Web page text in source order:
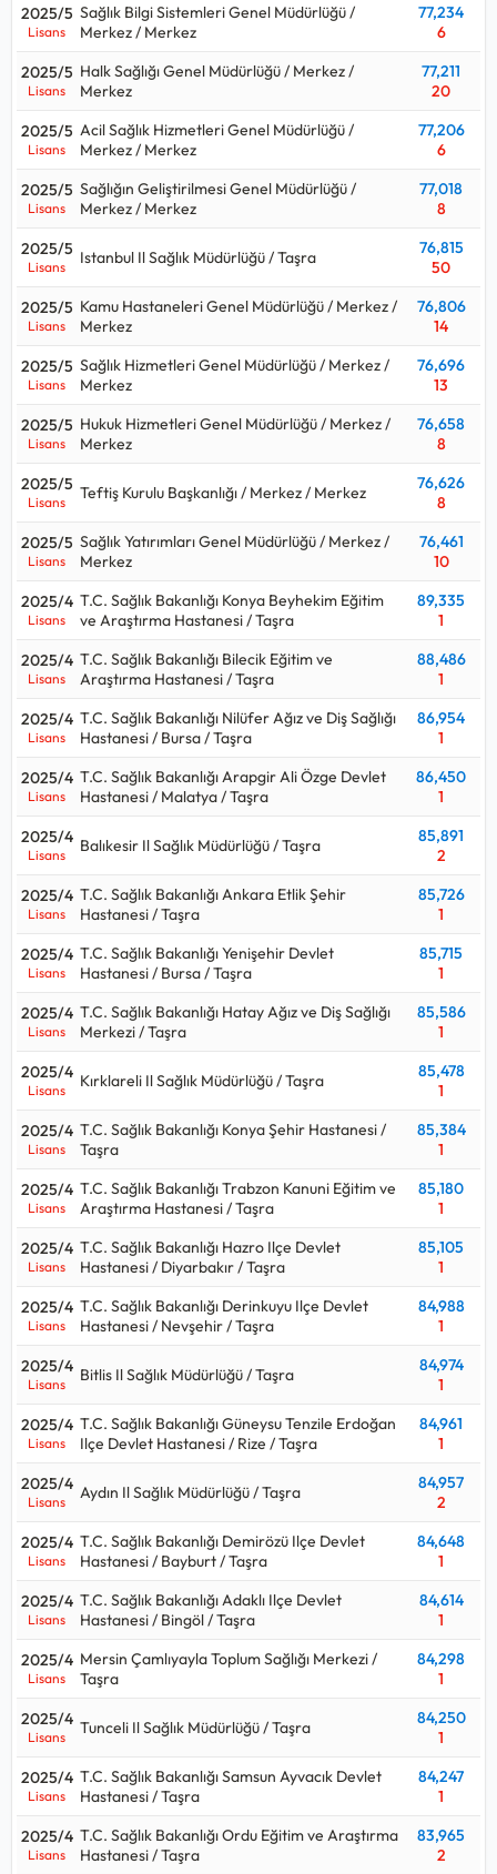
2025/5
Lisans
Sağlık Bilgi Sistemleri Genel Müdürlüğü /
Merkez / Merkez
77,234
6
2025/5
Lisans
Halk Sağlığı Genel Müdürlüğü / Merkez /
Merkez
77,211
20
2025/5
Lisans
Acil Sağlık Hizmetleri Genel Müdürlüğü /
Merkez / Merkez
77,206
6
2025/5
Lisans
Sağlığın Geliştirilmesi Genel Müdürlüğü /
Merkez / Merkez
77,018
8
2025/5
Lisans Istanbul Il Sağlık Müdürlüğü / Taşra
76,815
50
2025/5
Lisans
Kamu Hastaneleri Genel Müdürlüğü / Merkez /
Merkez
76,806
14
2025/5
Lisans
Sağlık Hizmetleri Genel Müdürlüğü / Merkez /
Merkez
76,696
13
2025/5
Lisans
Hukuk Hizmetleri Genel Müdürlüğü / Merkez /
Merkez
76,658
8
2025/5
Lisans Teftiş Kurulu Başkanlığı / Merkez / Merkez
76,626
8
2025/5
Lisans
Sağlık Yatırımları Genel Müdürlüğü / Merkez /
Merkez
76,461
10
2025/4
Lisans
T.C. Sağlık Bakanlığı Konya Beyhekim Eğitim
ve Araştırma Hastanesi / Taşra
89,335
1
2025/4
Lisans
T.C. Sağlık Bakanlığı Bilecik Eğitim ve
Araştırma Hastanesi / Taşra
88,486
1
2025/4
Lisans
T.C. Sağlık Bakanlığı Nilüfer Ağız ve Diş Sağlığı
Hastanesi / Bursa / Taşra
86,954
1
2025/4
Lisans
T.C. Sağlık Bakanlığı Arapgir Ali Özge Devlet
Hastanesi / Malatya / Taşra
86,450
1
2025/4
Lisans Balıkesir Il Sağlık Müdürlüğü / Taşra
85,891
2
2025/4
Lisans
T.C. Sağlık Bakanlığı Ankara Etlik Şehir
Hastanesi / Taşra
85,726
1
2025/4
Lisans
T.C. Sağlık Bakanlığı Yenişehir Devlet
Hastanesi / Bursa / Taşra
85,715
1
2025/4
Lisans
T.C. Sağlık Bakanlığı Hatay Ağız ve Diş Sağlığı
Merkezi / Taşra
85,586
1
2025/4
Lisans Kırklareli Il Sağlık Müdürlüğü / Taşra
85,478
1
2025/4
Lisans
T.C. Sağlık Bakanlığı Konya Şehir Hastanesi /
Taşra
85,384
1
2025/4
Lisans
T.C. Sağlık Bakanlığı Trabzon Kanuni Eğitim ve
Araştırma Hastanesi / Taşra
85,180
1
2025/4
Lisans
T.C. Sağlık Bakanlığı Hazro Ilçe Devlet
Hastanesi / Diyarbakır / Taşra
85,105
1
2025/4
Lisans
T.C. Sağlık Bakanlığı Derinkuyu Ilçe Devlet
Hastanesi / Nevşehir / Taşra
84,988
1
2025/4
Lisans Bitlis Il Sağlık Müdürlüğü / Taşra
84,974
1
2025/4
Lisans
T.C. Sağlık Bakanlığı Güneysu Tenzile Erdoğan
Ilçe Devlet Hastanesi / Rize / Taşra
84,961
1
2025/4
Lisans Aydın Il Sağlık Müdürlüğü / Taşra
84,957
2
2025/4
Lisans
T.C. Sağlık Bakanlığı Demirözü Ilçe Devlet
Hastanesi / Bayburt / Taşra
84,648
1
2025/4
Lisans
T.C. Sağlık Bakanlığı Adaklı Ilçe Devlet
Hastanesi / Bingöl / Taşra
84,614
1
2025/4
Lisans
Mersin Çamlıyayla Toplum Sağlığı Merkezi /
Taşra
84,298
1
2025/4
Lisans Tunceli Il Sağlık Müdürlüğü / Taşra
84,250
1
2025/4
Lisans
T.C. Sağlık Bakanlığı Samsun Ayvacık Devlet
Hastanesi / Taşra
84,247
1
2025/4
Lisans
T.C. Sağlık Bakanlığı Ordu Eğitim ve Araştırma
Hastanesi / Taşra
83,965
2